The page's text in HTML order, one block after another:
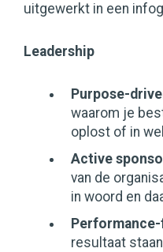
uitgewerkt in een
Leadership
Purpose-
waarom je
oplost of in
Active
van de
in woord en
resultaat